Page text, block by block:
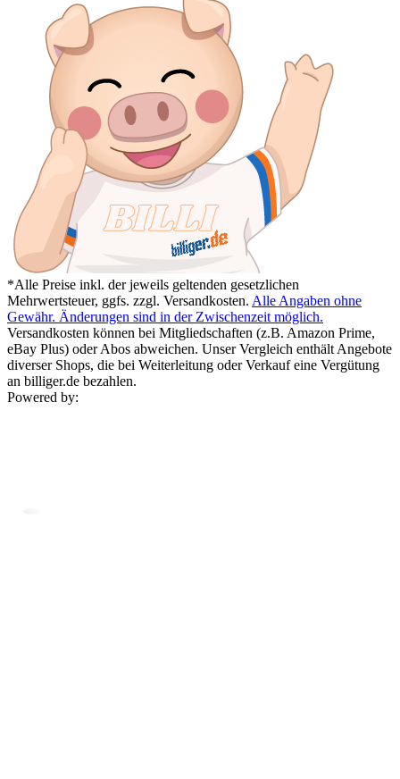
*Alle Preise inkl. der jeweils geltenden gesetzlichen
Mehrwertsteuer, ggfs. zzgl. Versandkosten. Alle Angaben ohne
Gewähr. Änderungen sind in der Zwischenzeit möglich.
Versandkosten können bei Mitgliedschaften (z.B. Amazon Prime,
eBay Plus) oder Abos abweichen. Unser Vergleich enthält Angebote
diverser Shops, die bei Weiterleitung oder Verkauf eine Vergütung
an billiger.de bezahlen.
Powered by: